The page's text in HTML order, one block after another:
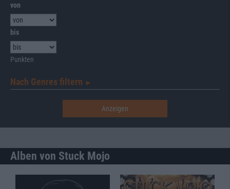
von
bis
Punkten
Nach Genres filtern ►︎
Alben von Stuck Mojo